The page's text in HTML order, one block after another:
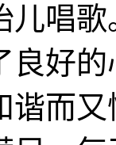
儿唱
良好
谐而